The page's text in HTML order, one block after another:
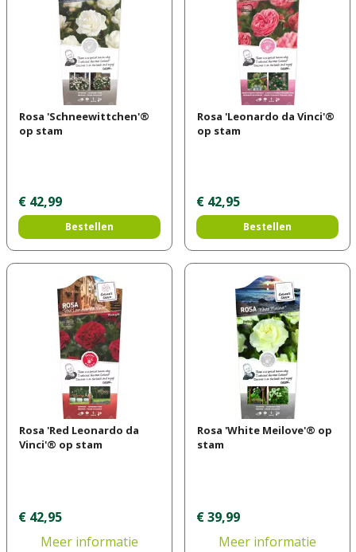
Rosa 'Schneewittchen'®
op stam
€ 42,99
Bestellen
Rosa 'Leonardo da Vinci'®
op stam
€ 42,95
Bestellen
Rosa 'Red Leonardo da
Vinci'® op stam
€ 42,95
Meer informatie
Rosa 'White Meilove'® op
stam
€ 39,99
Meer informatie